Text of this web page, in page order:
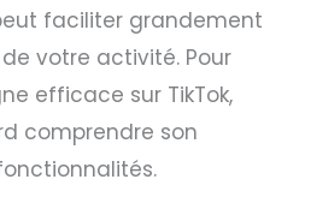
faciliter grandement
votre activité. Pour
efficace sur TikTok,
comprendre son